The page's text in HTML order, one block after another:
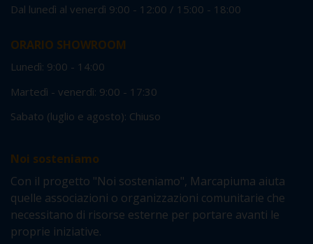
Dal lunedì al venerdì 9:00 - 12:00 / 15:00 - 18:00
ORARIO SHOWROOM
Lunedì: 9:00 - 14:00
Martedì - venerdì: 9:00 - 17:30
Sabato (luglio e agosto): Chiuso
Noi sosteniamo
Con il progetto "Noi sosteniamo", Marcapiuma aiuta
quelle associazioni o organizzazioni comunitarie che
necessitano di risorse esterne per portare avanti le
proprie iniziative.